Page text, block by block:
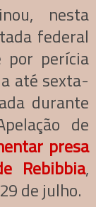
nesta
federal
por perícia
até sexta-
durante
de
presa
Rebibbia,
de julho.